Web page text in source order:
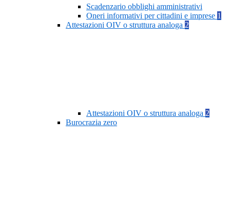
Scadenzario obblighi amministrativi
Oneri informativi per cittadini e imprese 1
Attestazioni OIV o struttura analoga 2
Attestazioni OIV o struttura analoga 2
Burocrazia zero